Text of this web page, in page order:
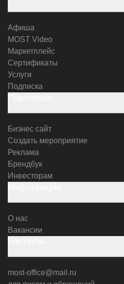
Афиша
MOST Video
Маркетплейс
Сертификаты
Услуги
Подписка
Бизнес сайт
Создать мероприятие
Реклама
Брендбук
Инвесторам
О нас
Вакансии
most-office@mail.ru